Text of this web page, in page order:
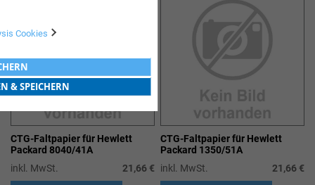
CTG-Faltpapier für Hewlett
Packard 8040/41A
inkl. MwSt.
21,66 €
CTG-Faltpapier für Hewlett
Packard 1350/51A
inkl. MwSt.
21,66 €
Cookies
& SPEICHERN